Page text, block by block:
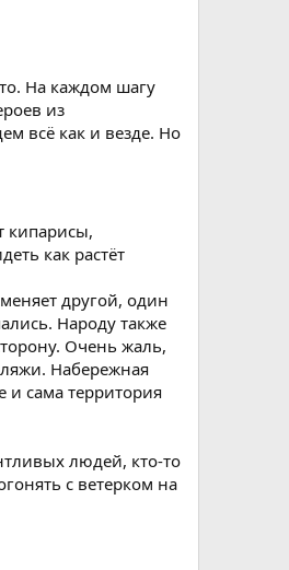
На каждом шагу
из
всё как и везде. Но
кипарисы,
как растёт
другой, один
Народу также
Очень жаль,
Набережная
и сама территория
людей, кто-то
с ветерком на